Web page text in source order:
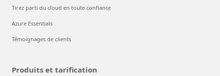
Qu’est-ce qu’Azure ?